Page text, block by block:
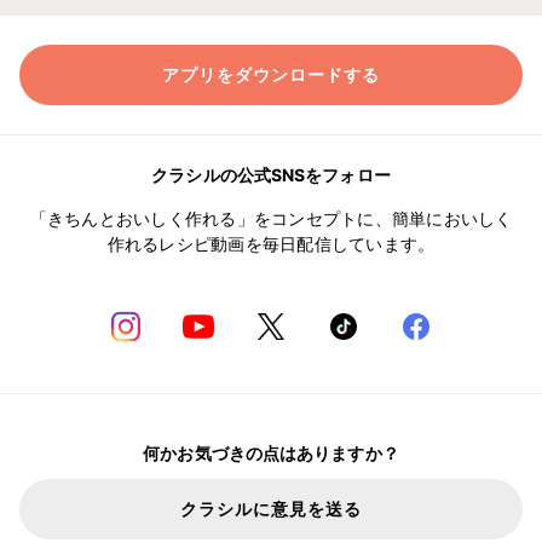
アプリをダウンロードする
クラシルの公式SNSをフォロー
「きちんとおいしく作れる」をコンセプトに、簡単においしく
作れるレシピ動画を毎日配信しています。
何かお気づきの点はありますか？
クラシルに意見を送る